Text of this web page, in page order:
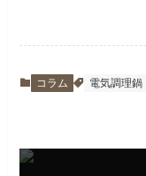
コラム 電気調理鍋